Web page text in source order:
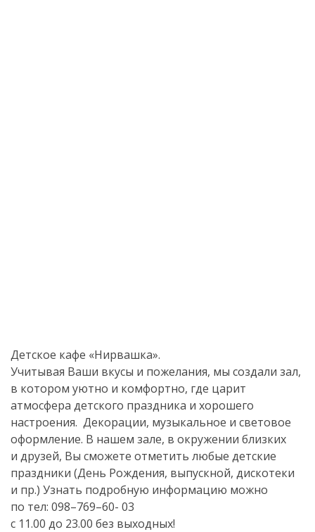
Детское кафе «Нирвашка».
Учитывая Ваши вкусы и пожелания, мы создали зал,
в котором уютно и комфортно, где царит
атмосфера детского праздника и хорошего
настроения. Декорации, музыкальное и световое
оформление. В нашем зале, в окружении близких
и друзей, Вы сможете отметить любые детские
праздники (День Рождения, выпускной, дискотеки
и пр.) Узнать подробную информацию можно
по тел: 098–769–60- 03
с 11.00 до 23.00 без выходных!